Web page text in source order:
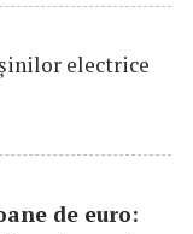
electrice
de euro: